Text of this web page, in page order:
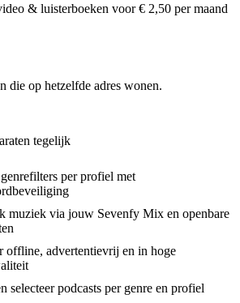
& luisterboeken voor € 2,50 per maand
die op hetzelfde adres wonen.
tegelijk
per profiel met
muziek via jouw Sevenfy Mix en openbare
offline, advertentievrij en in hoge
selecteer podcasts per genre en profiel